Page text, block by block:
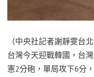
（中央社記者謝靜雯台
台灣今天迎戰韓國，台
憲2分砲，單局攻下6分